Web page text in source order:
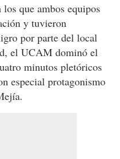
que ambos equipos
y tuvieron
por parte del local
el UCAM dominó el
minutos pletóricos
especial protagonismo